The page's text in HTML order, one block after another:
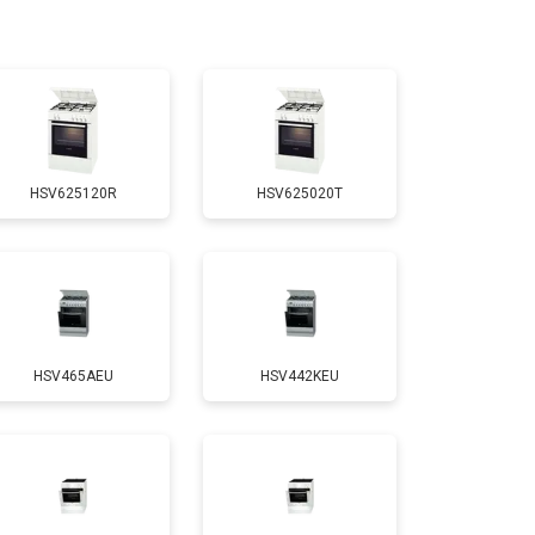
3000 ₽ Заказать
2750 ₽ Заказать
2590 ₽ Заказать
2600 ₽ Заказать
HSV625120R HSV625020T
HSV465AEU HSV442KEU